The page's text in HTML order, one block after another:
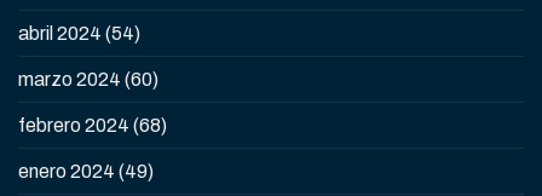
abril 2024 (54)
marzo 2024 (60)
febrero 2024 (68)
enero 2024 (49)